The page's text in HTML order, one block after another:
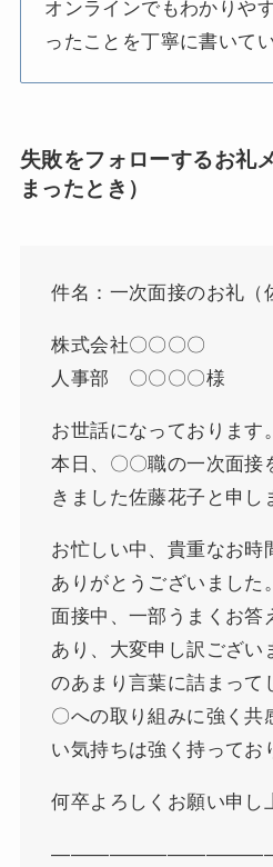
オンラインでもわかりや
ったことを丁寧に書いて
失敗をフォローするお礼
まったとき）
件名：一次面接のお礼（
株式会社〇〇〇〇
人事部 〇〇〇〇様
お世話になっております。
本日、〇〇職の一次面接
きました佐藤花子と申し
お忙しい中、貴重なお時
ありがとうございました。
面接中、一部うまくお答
あり、大変申し訳ござい
のあまり言葉に詰まって
〇への取り組みに強く共
い気持ちは強く持ってお
何卒よろしくお願い申し